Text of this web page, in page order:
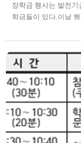
장학금 행사는 발전
학금들이 있다.이날